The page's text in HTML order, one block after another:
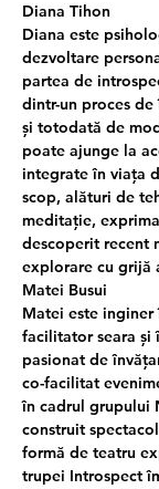
Diana Tihon
Diana este
dezvoltare
partea de
dintr-un proces
și totodată de
poate ajunge la
integrate în viața
scop, alături de
meditație,
descoperit recent
explorare cu grijă
Matei Busui
Matei este
facilitator seara și
pasionat de
co-facilitat
în cadrul grupului
construit
formă de teatru
trupei Introspect